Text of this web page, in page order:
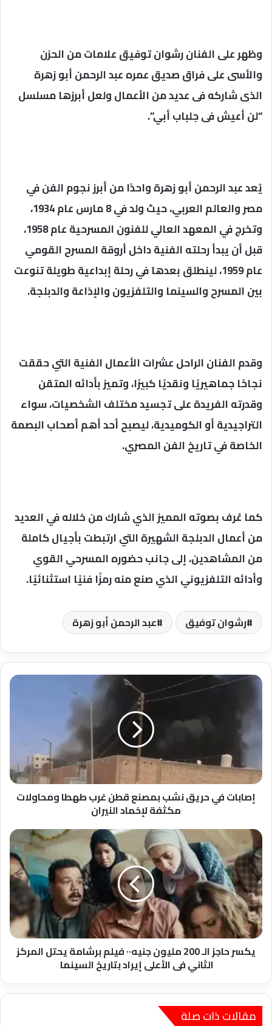
وظهر على الفنان رشوان توفيق علامات من الحزن
والأسى على فراق صديق عمره عبد الرحمن أبو زهرة
الذى شاركه فى عديد من الأعمال ولعل أبرزها مسلسل
“لن أعيش فى جلباب أبي”.
يُعد عبد الرحمن أبو زهرة واحدًا من أبرز نجوم الفن في
مصر والعالم العربي، حيث ولد في 8 مارس عام 1934،
وتخرج في المعهد العالي للفنون المسرحية عام 1958،
قبل أن يبدأ رحلته الفنية داخل أروقة المسرح القومي
عام 1959، لينطلق بعدها في رحلة إبداعية طويلة تنوعت
بين المسرح والسينما والتلفزيون والإذاعة والدبلجة.
وقدم الفنان الراحل عشرات الأعمال الفنية التي حققت
نجاحًا جماهيريًا ونقديًا كبيرًا، وتميز بأدائه المتقن
وقدرته الفريدة على تجسيد مختلف الشخصيات، سواء
التراجيدية أو الكوميدية، ليصبح أحد أهم أصحاب البصمة
الخاصة في تاريخ الفن المصري.
كما عُرف بصوته المميز الذي شارك من خلاله في العديد
من أعمال الدبلجة الشهيرة التي ارتبطت بأجيال كاملة
من المشاهدين، إلى جانب حضوره المسرحي القوي
وأدائه التلفزيوني الذي صنع منه رمزًا فنيًا استثنائيًا.
رشوان توفيق عبد الرحمن أبو زهرة
إصابات
حريق
نشب
بمصنع
قطن
طهطا
ومحاولات
مكثفة
لإخماد
إصابات في حريق نشب بمصنع قطن غرب طهطا ومحاولات
مكثفة لإخماد النيران
يكسر
حاجز
الـ
200
مليون
جنيه٠٠
فيلم
برشامة
يحتل
المركز
الأعلى
بتاريخ
يكسر حاجز الـ 200 مليون جنيه٠٠ فيلم برشامة يحتل المركز
الثاني فى الأعلى إيراد بتاريخ السينما
مقالات ذات صلة